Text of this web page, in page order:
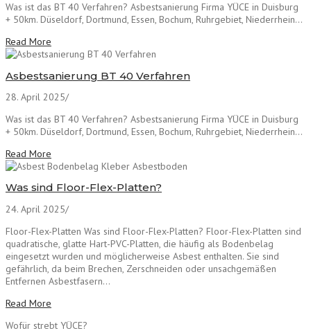
Was ist das BT 40 Verfahren? Asbestsanierung Firma YÜCE in Duisburg
+ 50km. Düseldorf, Dortmund, Essen, Bochum, Ruhrgebiet, Niederrhein...
Read More
Asbestsanierung BT 40 Verfahren
28. April 2025/
Was ist das BT 40 Verfahren? Asbestsanierung Firma YÜCE in Duisburg
+ 50km. Düseldorf, Dortmund, Essen, Bochum, Ruhrgebiet, Niederrhein...
Read More
Was sind Floor-Flex-Platten?
24. April 2025/
Floor-Flex-Platten Was sind Floor-Flex-Platten? Floor-Flex-Platten sind
quadratische, glatte Hart-PVC-Platten, die häufig als Bodenbelag
eingesetzt wurden und möglicherweise Asbest enthalten. Sie sind
gefährlich, da beim Brechen, Zerschneiden oder unsachgemäßen
Entfernen Asbestfasern…
Read More
Wofür strebt YÜCE?